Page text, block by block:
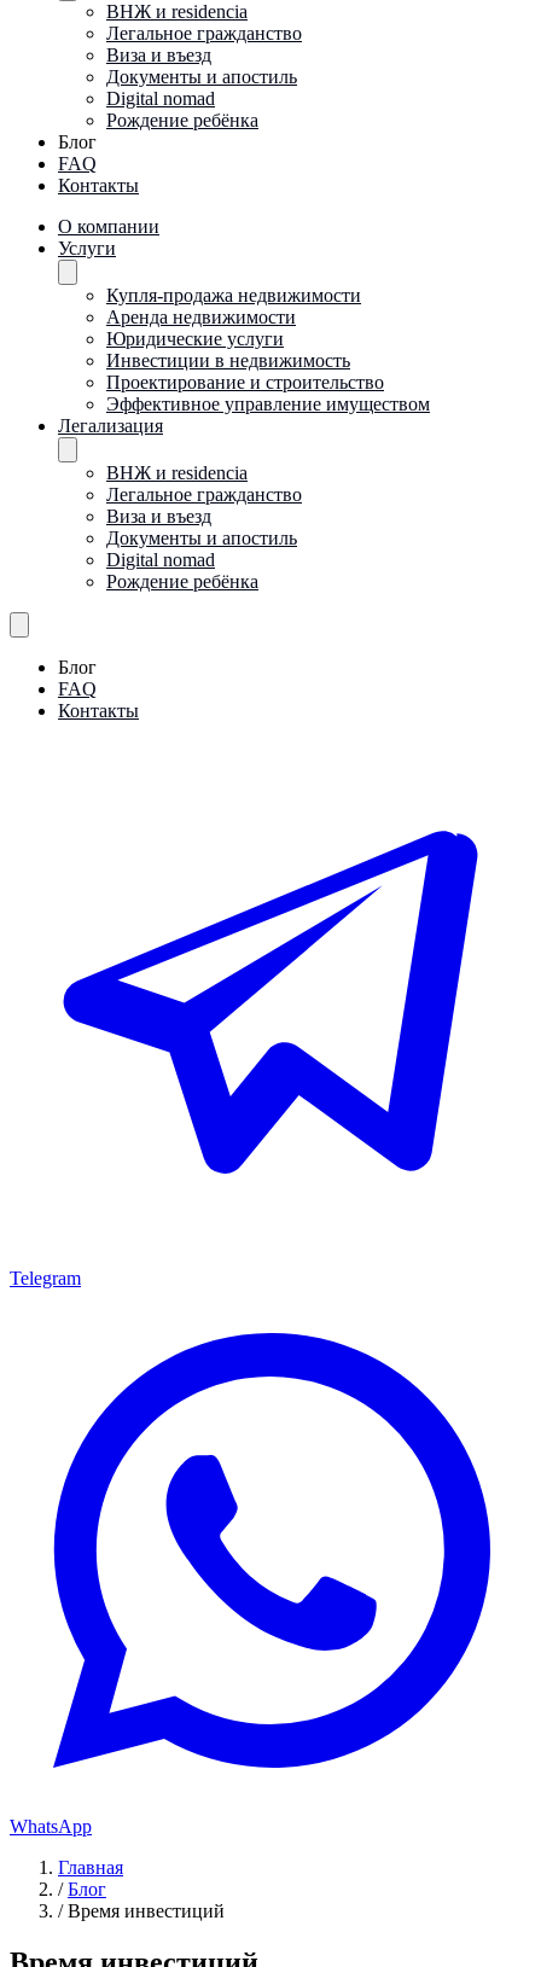
ВНЖ и residencia
Легальное гражданство
Виза и въезд
Документы и апостиль
Digital nomad
Рождение ребёнка
Блог
FAQ
Контакты
О компании
Услуги
Купля-продажа недвижимости
Аренда недвижимости
Юридические услуги
Инвестиции в недвижимость
Проектирование и строительство
Эффективное управление имуществом
Легализация
ВНЖ и residencia
Легальное гражданство
Виза и въезд
Документы и апостиль
Digital nomad
Рождение ребёнка
Блог
FAQ
Контакты
Telegram
WhatsApp
Главная
/Блог
/Время инвестиций